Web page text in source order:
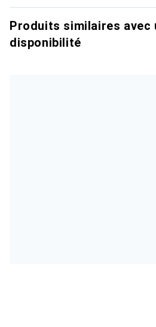
Produits similaires avec
disponibilité